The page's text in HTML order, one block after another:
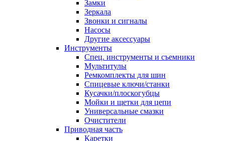
Замки
Зеркала
Звонки и сигналы
Насосы
Другие аксессуары
Инструменты
Спец. инструменты и съемники
Мультитулы
Ремкомплекты для шин
Спицевые ключи/станки
Кусачки/плоскогубцы
Мойки и щетки для цепи
Универсальные смазки
Очистители
Приводная часть
Каретки